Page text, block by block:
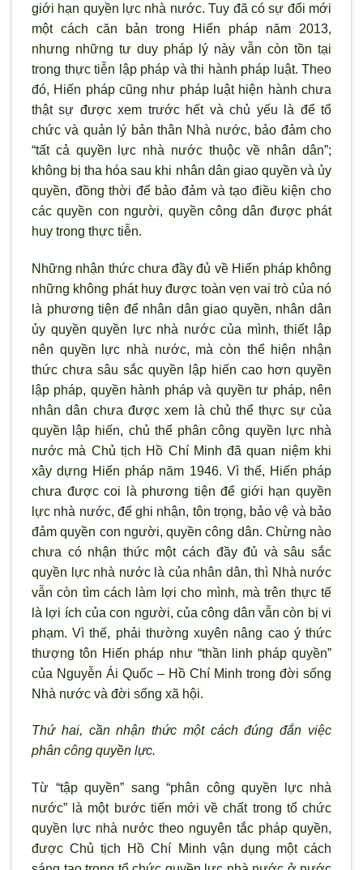
giới hạn quyền lực nhà nước. Tuy đã có sự đổi mới
một cách căn bản trong Hiến pháp năm 2013,
nhưng những tư duy pháp lý này vẫn còn tồn tại
trong thực tiễn lập pháp và thi hành pháp luật. Theo
đó, Hiến pháp cũng như pháp luật hiện hành chưa
thật sự được xem trước hết và chủ yếu là để tổ
chức và quản lý bản thân Nhà nước, bảo đảm cho
“tất cả quyền lực nhà nước thuộc về nhân dân”;
không bị tha hóa sau khi nhân dân giao quyền và ủy
quyền, đồng thời để bảo đảm và tạo điều kiện cho
các quyền con người, quyền công dân được phát
huy trong thực tiễn.
Những nhận thức chưa đầy đủ về Hiến pháp không
những không phát huy được toàn vẹn vai trò của nó
là phương tiện để nhân dân giao quyền, nhân dân
ủy quyền quyền lực nhà nước của mình, thiết lập
nên quyền lực nhà nước, mà còn thể hiện nhận
thức chưa sâu sắc quyền lập hiến cao hơn quyền
lập pháp, quyền hành pháp và quyền tư pháp, nên
nhân dân chưa được xem là chủ thể thực sự của
quyền lập hiến, chủ thể phân công quyền lực nhà
nước mà Chủ tịch Hồ Chí Minh đã quan niệm khi
xây dựng Hiến pháp năm 1946. Vì thế, Hiến pháp
chưa được coi là phương tiện để giới hạn quyền
lực nhà nước, để ghi nhận, tôn trọng, bảo vệ và bảo
đảm quyền con người, quyền công dân. Chừng nào
chưa có nhận thức một cách đầy đủ và sâu sắc
quyền lực nhà nước là của nhân dân, thì Nhà nước
vẫn còn tìm cách làm lợi cho mình, mà trên thực tế
là lợi ích của con người, của công dân vẫn còn bị vi
phạm. Vì thế, phải thường xuyên nâng cao ý thức
thượng tôn Hiến pháp như “thần linh pháp quyền”
của Nguyễn Ái Quốc – Hồ Chí Minh trong đời sống
Nhà nước và đời sống xã hội.
Thứ hai, cần nhận thức một cách đúng đắn việc
phân công quyền lực.
Từ “tập quyền” sang “phân công quyền lực nhà
nước” là một bước tiến mới về chất trong tổ chức
quyền lực nhà nước theo nguyên tắc pháp quyền,
được Chủ tịch Hồ Chí Minh vận dụng một cách